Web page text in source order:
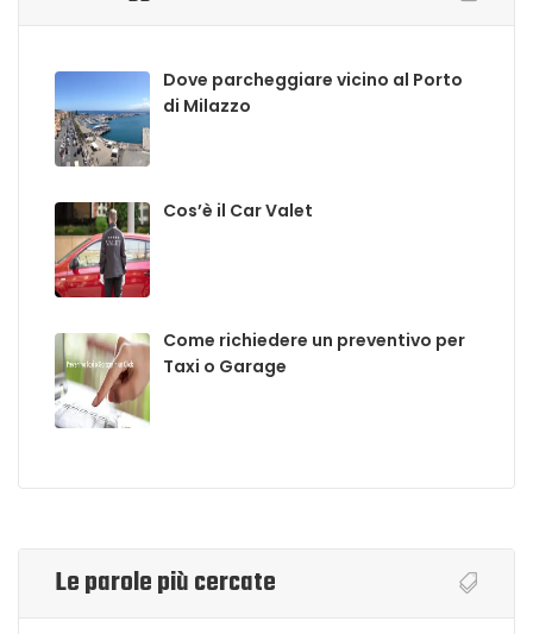
Dove parcheggiare vicino al Porto
di Milazzo
Cos’è il Car Valet
Come richiedere un preventivo per
Taxi o Garage
Le parole più cercate